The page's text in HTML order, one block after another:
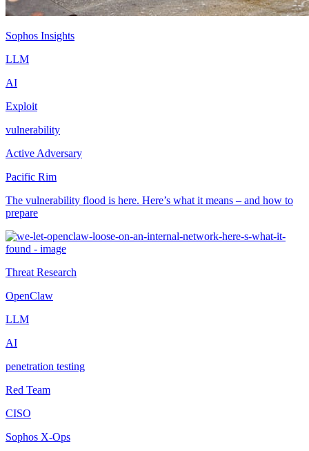
Sophos Insights
LLM
AI
Exploit
vulnerability
Active Adversary
Pacific Rim
The vulnerability flood is here. Here’s what it means – and how to
prepare
Threat Research
OpenClaw
LLM
AI
penetration testing
Red Team
CISO
Sophos X-Ops